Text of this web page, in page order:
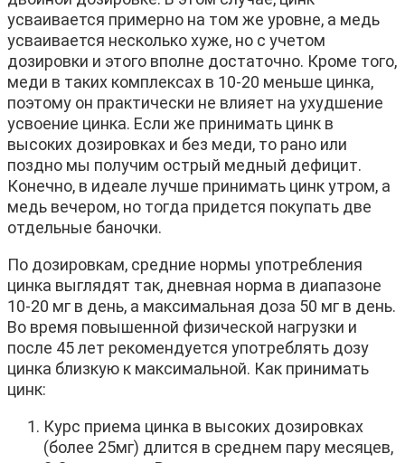
усваивается примерно на том же уровне, а медь
усваивается несколько хуже, но с учетом
дозировки и этого вполне достаточно. Кроме того,
меди в таких комплексах в 10-20 меньше цинка,
поэтому он практически не влияет на ухудшение
усвоение цинка. Если же принимать цинк в
высоких дозировках и без меди, то рано или
поздно мы получим острый медный дефицит.
Конечно, в идеале лучше принимать цинк утром, а
медь вечером, но тогда придется покупать две
отдельные баночки.
По дозировкам, средние нормы употребления
цинка выглядят так, дневная норма в диапазоне
10-20 мг в день, а максимальная доза 50 мг в день.
Во время повышенной физической нагрузки и
после 45 лет рекомендуется употреблять дозу
цинка близкую к максимальной. Как принимать
цинк:
Курс приема цинка в высоких дозировках
(более 25мг) длится в среднем пару месяцев,